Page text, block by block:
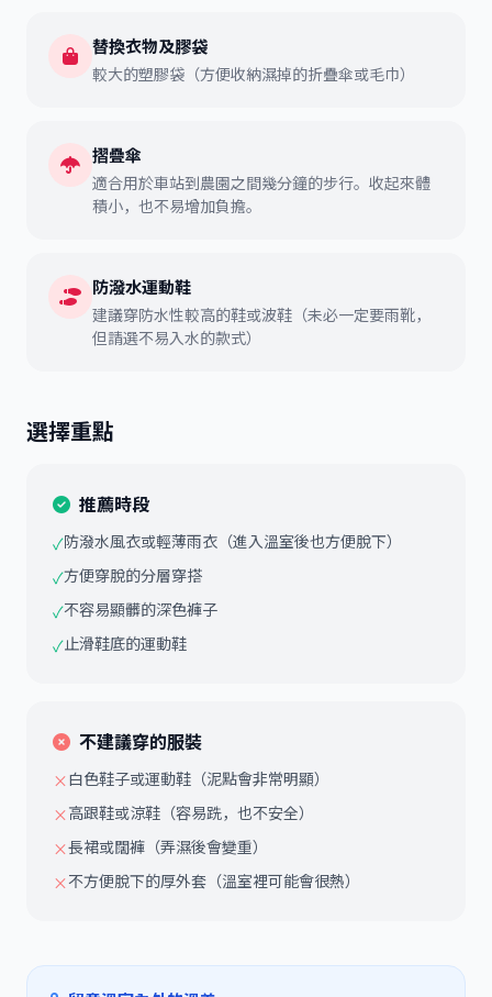
替換衣物及膠袋
較大的塑膠袋（方便收納濕掉的折疊傘或毛巾）
摺疊傘
適合用於車站到農園之間幾分鐘的步行。收起來體
積小，也不易增加負擔。
防潑水運動鞋
建議穿防水性較高的鞋或波鞋（未必一定要雨靴，
但請選不易入水的款式）
選擇重點
推薦時段
✓防潑水風衣或輕薄雨衣（進入溫室後也方便脫下）
✓方便穿脫的分層穿搭
✓不容易顯髒的深色褲子
✓止滑鞋底的運動鞋
不建議穿的服裝
×白色鞋子或運動鞋（泥點會非常明顯）
×高跟鞋或涼鞋（容易跣，也不安全）
×長裙或闊褲（弄濕後會變重）
×不方便脫下的厚外套（溫室裡可能會很熱）